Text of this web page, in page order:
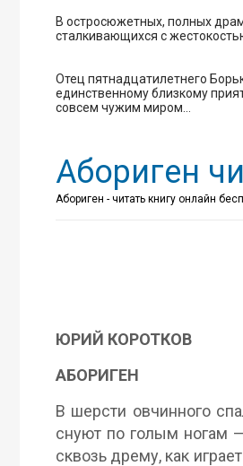
В остросюжетных, полных
сталкивающихся с
Отец пятнадцатилетнего
единственному близкому
совсем чужим миром…
Абориген
Абориген - читать книгу онлайн
ЮРИЙ КОРОТКОВ
АБОРИГЕН
В шерсти овчинного
снуют по голым ногам
сквозь дрему, как